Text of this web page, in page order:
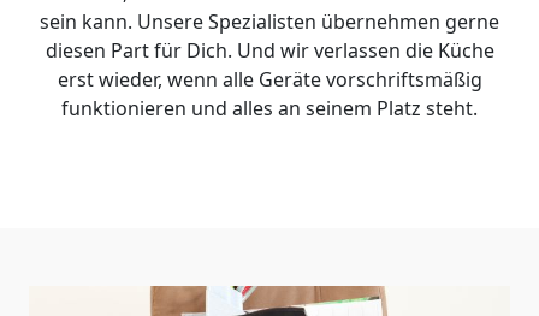
sein kann. Unsere Spezialisten übernehmen gerne
diesen Part für Dich. Und wir verlassen die Küche
erst wieder, wenn alle Geräte vorschriftsmäßig
funktionieren und alles an seinem Platz steht.